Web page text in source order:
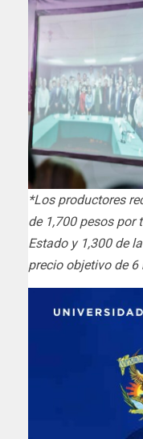
*Los productores
de 1,700 pesos por
Estado y 1,300 de
precio objetivo de